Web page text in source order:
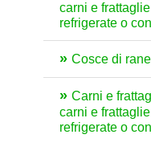
carni e
refrigerate o
Cosce di rane
Carni e
carni e
refrigerate o